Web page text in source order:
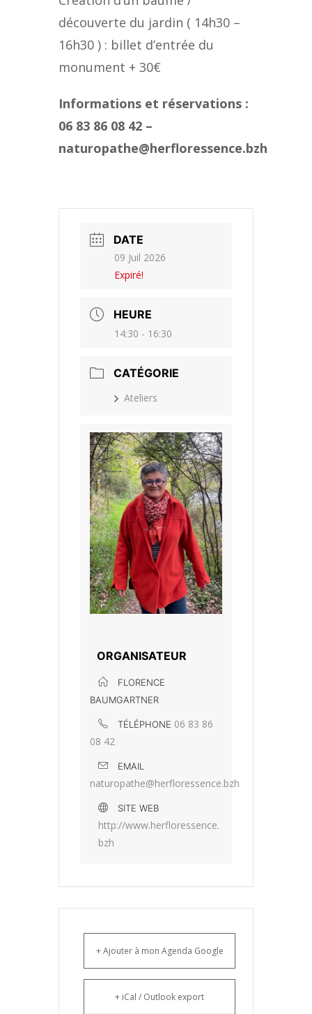
découverte du jardin ( 14h30 –
16h30 ) : billet d’entrée du
monument + 30€
Informations et réservations :
06 83 86 08 42 –
naturopathe@herfloressence.bzh
DATE
09 Juil 2026
Expiré!
HEURE
14:30 - 16:30
CATÉGORIE
Ateliers
ORGANISATEUR
FLORENCE
BAUMGARTNER
TÉLÉPHONE 06 83 86
08 42
EMAIL
naturopathe@herfloressence.bzh
SITE WEB
http://www.herfloressence.
bzh
+ Ajouter à mon Agenda Google
+ iCal / Outlook export